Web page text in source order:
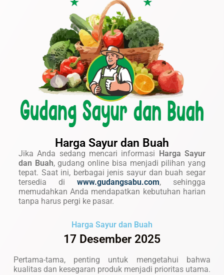
Harga Sayur dan Buah
Jika Anda sedang mencari informasi Harga Sayur
dan Buah, gudang online bisa menjadi pilihan yang
tepat. Saat ini, berbagai jenis sayur dan buah segar
tersedia diwww.gudangsabu.com, sehingga
memudahkan Anda mendapatkan kebutuhan harian
tanpa harus pergi ke pasar.
Harga Sayur dan Buah
17 Desember 2025
Pertama-tama, penting untuk mengetahui bahwa
kualitas dan kesegaran produk menjadi prioritas utama.